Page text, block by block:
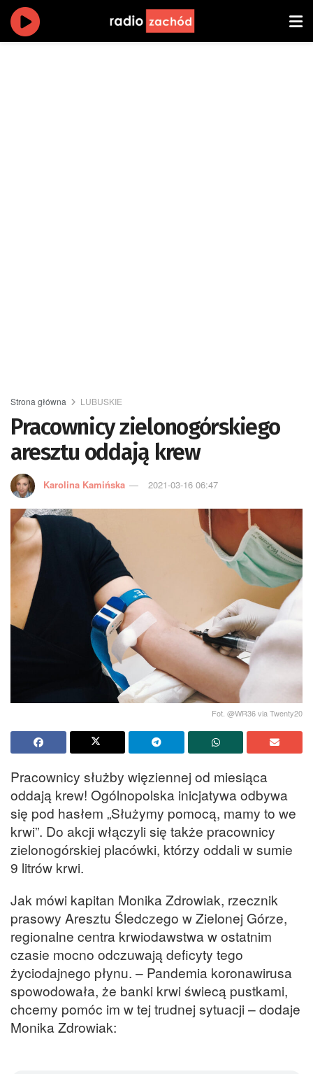
Strona główna LUBUSKIE
Pracownicy zielonogórskiego
aresztu oddają krew
Karolina Kamińska 2021-03-16 06:47
Fot. @WR36 via Twenty20
Pracownicy służby więziennej od miesiąca
oddają krew! Ogólnopolska inicjatywa odbywa
się pod hasłem „Służymy pomocą, mamy to we
krwi”. Do akcji włączyli się także pracownicy
zielonogórskiej placówki, którzy oddali w sumie
9 litrów krwi.
Jak mówi kapitan Monika Zdrowiak, rzecznik
prasowy Aresztu Śledczego w Zielonej Górze,
regionalne centra krwiodawstwa w ostatnim
czasie mocno odczuwają deficyty tego
życiodajnego płynu. – Pandemia koronawirusa
spowodowała, że banki krwi świecą pustkami,
chcemy pomóc im w tej trudnej sytuacji – dodaje
Monika Zdrowiak: